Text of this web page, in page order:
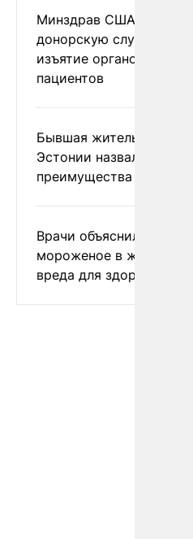
Минздрав США закрыл
донорскую службу за
изъятие органов живых
пациентов
Бывшая жительница
Эстонии назвала
преимущества России
Врачи объяснили, как
мороженое в жару без
вреда для здоровья